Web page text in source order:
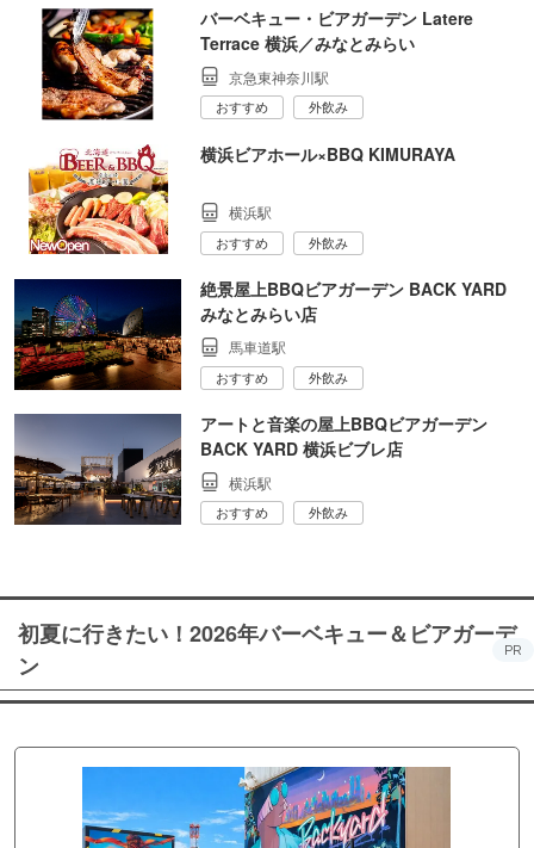
バーベキュー・ビアガーデン Latere
Terrace 横浜／みなとみらい
京急東神奈川駅
おすすめ 外飲み
横浜ビアホール×BBQ KIMURAYA
横浜駅
おすすめ 外飲み
絶景屋上BBQビアガーデン BACK YARD
みなとみらい店
馬車道駅
おすすめ 外飲み
アートと音楽の屋上BBQビアガーデン
BACK YARD 横浜ビブレ店
横浜駅
おすすめ 外飲み
初夏に行きたい！2026年バーベキュー＆ビアガーデ
ン
PR